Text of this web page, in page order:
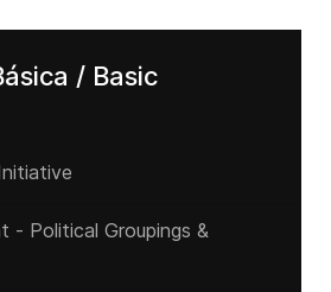
/ Basic
- Political Groupings &